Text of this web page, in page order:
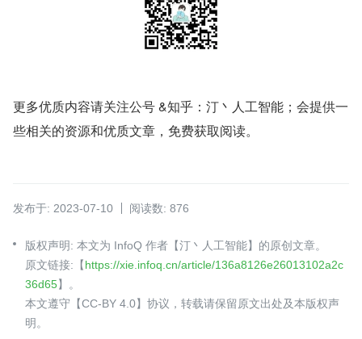
更多优质内容请关注公号 &知乎：汀丶人工智能；会提供一
些相关的资源和优质文章，免费获取阅读。
发布于: 2023-07-10 阅读数: 876
版权声明: 本文为 InfoQ 作者【汀丶人工智能】的原创文章。
原文链接:【https://xie.infoq.cn/article/136a8126e26013102a2c
36d65】。
本文遵守【CC-BY 4.0】协议，转载请保留原文出处及本版权声
明。